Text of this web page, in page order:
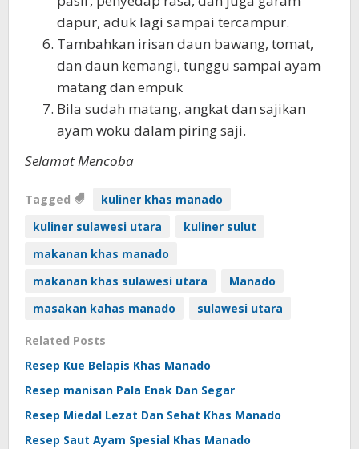
dapur, aduk lagi sampai tercampur.
Tambahkan irisan daun bawang, tomat,
dan daun kemangi, tunggu sampai ayam
matang dan empuk
Bila sudah matang, angkat dan sajikan
ayam woku dalam piring saji.
Selamat Mencoba
Tagged
kuliner khas manado
kuliner sulawesi utara
kuliner sulut
makanan khas manado
makanan khas sulawesi utara
Manado
masakan kahas manado
sulawesi utara
Related Posts
Resep Kue Belapis Khas Manado
Resep manisan Pala Enak Dan Segar
Resep Miedal Lezat Dan Sehat Khas Manado
Resep Saut Ayam Spesial Khas Manado